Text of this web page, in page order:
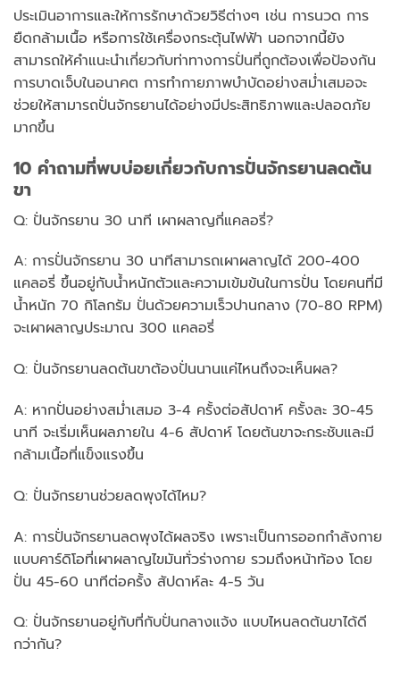
ประเมินอาการและให้การรักษาด้วยวิธีต่างๆ เช่น การนวด การ
ยืดกล้ามเนื้อ หรือการใช้เครื่องกระตุ้นไฟฟ้า นอกจากนี้ยัง
สามารถให้คำแนะนำเกี่ยวกับท่าทางการปั่นที่ถูกต้องเพื่อป้องกัน
การบาดเจ็บในอนาคต การทำกายภาพบำบัดอย่างสม่ำเสมอจะ
ช่วยให้สามารถปั่นจักรยานได้อย่างมีประสิทธิภาพและปลอดภัย
มากขึ้น
10 คำถามที่พบบ่อยเกี่ยวกับการปั่นจักรยานลดต้น
ขา
Q: ปั่นจักรยาน 30 นาที เผาผลาญกี่แคลอรี่?
A: การปั่นจักรยาน 30 นาทีสามารถเผาผลาญได้ 200-400
แคลอรี่ ขึ้นอยู่กับน้ำหนักตัวและความเข้มข้นในการปั่น โดยคนที่มี
น้ำหนัก 70 กิโลกรัม ปั่นด้วยความเร็วปานกลาง (70-80 RPM)
จะเผาผลาญประมาณ 300 แคลอรี่
Q: ปั่นจักรยานลดต้นขาต้องปั่นนานแค่ไหนถึงจะเห็นผล?
A: หากปั่นอย่างสม่ำเสมอ 3-4 ครั้งต่อสัปดาห์ ครั้งละ 30-45
นาที จะเริ่มเห็นผลภายใน 4-6 สัปดาห์ โดยต้นขาจะกระชับและมี
กล้ามเนื้อที่แข็งแรงขึ้น
Q: ปั่นจักรยานช่วยลดพุงได้ไหม?
A: การปั่นจักรยานลดพุงได้ผลจริง เพราะเป็นการออกกำลังกาย
แบบคาร์ดิโอที่เผาผลาญไขมันทั่วร่างกาย รวมถึงหน้าท้อง โดย
ปั่น 45-60 นาทีต่อครั้ง สัปดาห์ละ 4-5 วัน
Q: ปั่นจักรยานอยู่กับที่กับปั่นกลางแจ้ง แบบไหนลดต้นขาได้ดี
กว่ากัน?